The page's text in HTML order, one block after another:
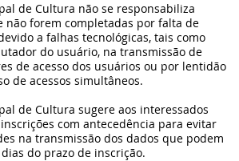
de Cultura não se responsabiliza
não forem completadas por falta de
a falhas tecnológicas, tais como
do usuário, na transmissão de
de acesso dos usuários ou por lentidão
de acessos simultâneos.
de Cultura sugere aos interessados
com antecedência para evitar
na transmissão dos dados que podem
do prazo de inscrição.